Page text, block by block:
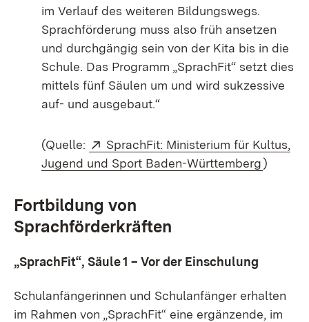
im Verlauf des weiteren Bildungswegs.
Sprachförderung muss also früh ansetzen
und durchgängig sein von der Kita bis in die
Schule. Das Programm „SprachFit“ setzt dies
mittels fünf Säulen um und wird sukzessive
auf- und ausgebaut.“
(Quelle: Extern:
SprachFit: Ministerium für Kultus,
Jugend und Sport Baden-Württemberg(Öffnet
)
Fortbildung von
Sprachförderkräften
„SprachFit“, Säule 1 – Vor der Einschulung
Schulanfängerinnen und Schulanfänger erhalten
im Rahmen von „SprachFit“ eine ergänzende, im